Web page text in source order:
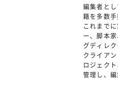
編集者と
籍を多数手
これまで
ー、脚本
グディレ
クライア
ロジェク
管理し、